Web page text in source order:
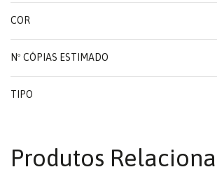
COR
Nº CÓPIAS ESTIMADO
TIPO
Produtos